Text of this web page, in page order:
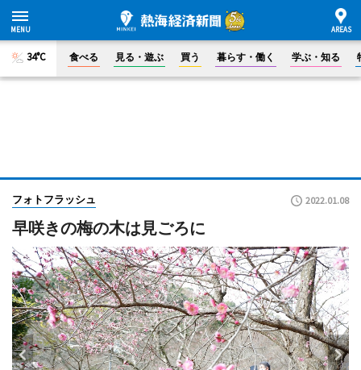
34°C 食べる 見る・遊ぶ 買う 暮らす・働く 学ぶ・知る
フォトフラッシュ 2022.01.08
早咲きの梅の木は見ごろに